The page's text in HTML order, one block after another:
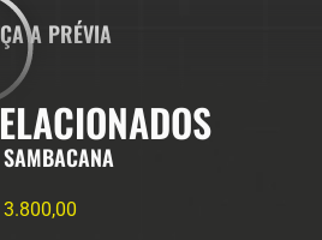
A PRÉVIA
3.800,00